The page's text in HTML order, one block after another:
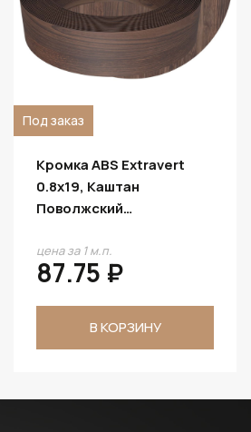
Под заказ
Кромка ABS Extravert
0.8х19, Каштан
Поволжский
цена за 1 м.п.
87.75 ₽
В КОРЗИНУ